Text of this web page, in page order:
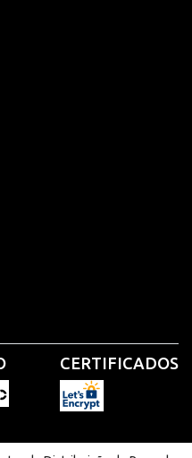
CERTIFICADOS